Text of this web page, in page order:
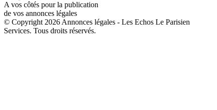
A vos côtés pour la publication
de vos annonces légales
© Copyright 2026 Annonces légales - Les Echos Le Parisien
Services. Tous droits réservés.